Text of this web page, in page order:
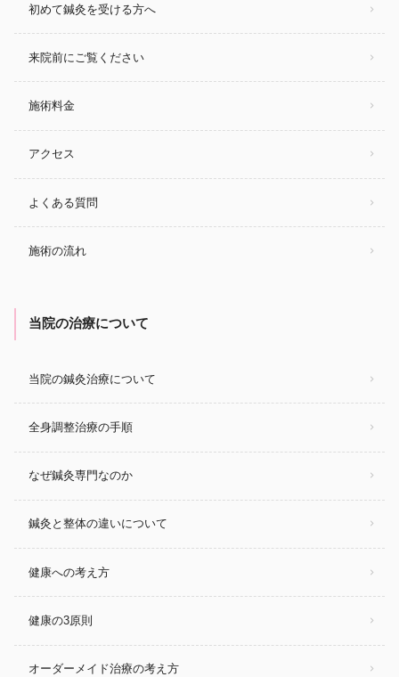
初めて鍼灸を受ける方へ
来院前にご覧ください
施術料金
アクセス
よくある質問
施術の流れ
当院の治療について
当院の鍼灸治療について
全身調整治療の手順
なぜ鍼灸専門なのか
鍼灸と整体の違いについて
健康への考え方
健康の3原則
オーダーメイド治療の考え方